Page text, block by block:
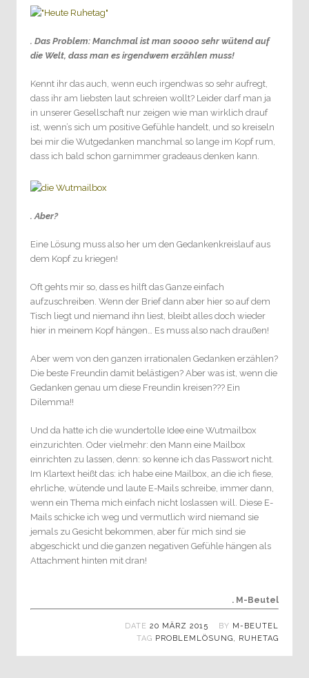
. Das Problem: Manchmal ist man soooo sehr wütend auf
die Welt, dass man es irgendwem erzählen muss!
Kennt ihr das auch, wenn euch irgendwas so sehr aufregt,
dass ihr am liebsten laut schreien wollt? Leider darf man ja
in unserer Gesellschaft nur zeigen wie man wirklich drauf
ist, wenn’s sich um positive Gefühle handelt, und so kreiseln
bei mir die Wutgedanken manchmal so lange im Kopf rum,
dass ich bald schon garnimmer gradeaus denken kann.
. Aber?
Eine Lösung muss also her um den Gedankenkreislauf aus
dem Kopf zu kriegen!
Oft gehts mir so, dass es hilft das Ganze einfach
aufzuschreiben. Wenn der Brief dann aber hier so auf dem
Tisch liegt und niemand ihn liest, bleibt alles doch wieder
hier in meinem Kopf hängen… Es muss also nach draußen!
Aber wem von den ganzen irrationalen Gedanken erzählen?
Die beste Freundin damit belästigen? Aber was ist, wenn die
Gedanken genau um diese Freundin kreisen??? Ein
Dilemma!!
Und da hatte ich die wundertolle Idee eine Wutmailbox
einzurichten. Oder vielmehr: den Mann eine Mailbox
einrichten zu lassen, denn: so kenne ich das Passwort nicht.
Im Klartext heißt das: ich habe eine Mailbox, an die ich fiese,
ehrliche, wütende und laute E-Mails schreibe, immer dann,
wenn ein Thema mich einfach nicht loslassen will. Diese E-
Mails schicke ich weg und vermutlich wird niemand sie
jemals zu Gesicht bekommen, aber für mich sind sie
abgeschickt und die ganzen negativen Gefühle hängen als
Attachment hinten mit dran!
. M-Beutel
DATE 20 MÄRZ 2015 BY M-BEUTEL
TAG PROBLEMLÖSUNG, RUHETAG